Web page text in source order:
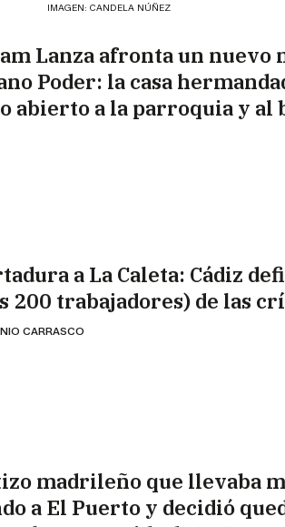
IMAGEN: CANDELA NÚÑEZ
Lanza afronta un nuevo
Poder: la casa
abierto a la parroquia y al
a La Caleta: Cádiz
200 trabajadores) de las
CARRASCO
madrileño que llevaba
a El Puerto y decidió